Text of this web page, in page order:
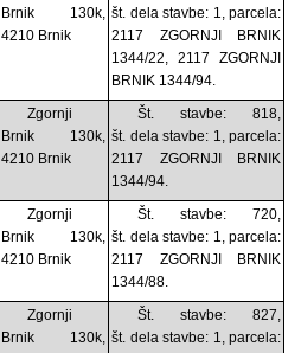
Brnik 130k,
4210 Brnik
št. dela stavbe: 1, parcela:
2117 ZGORNJI BRNIK
1344/22, 2117 ZGORNJI
BRNIK 1344/94.
Zgornji
Brnik 130k,
4210 Brnik
Št. stavbe: 818,
št. dela stavbe: 1, parcela:
2117 ZGORNJI BRNIK
1344/94.
Zgornji
Brnik 130k,
4210 Brnik
Št. stavbe: 720,
št. dela stavbe: 1, parcela:
2117 ZGORNJI BRNIK
1344/88.
Zgornji
Brnik 130k,
Št. stavbe: 827,
št. dela stavbe: 1, parcela: